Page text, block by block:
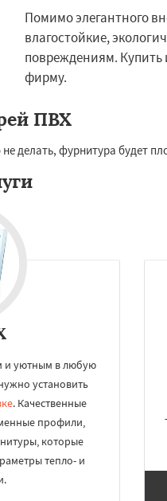
Помимо элегантного
влагостойкие,
повреждениям.
фирму.
ПВХ
делать, фурнитура будет
и уютным в любую
установить
. Качественные
профили,
которые
тепло- и